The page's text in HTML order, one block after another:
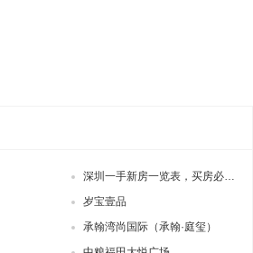
藏！岁宝壹品
承翰湾尚国际（承翰·庭玺）